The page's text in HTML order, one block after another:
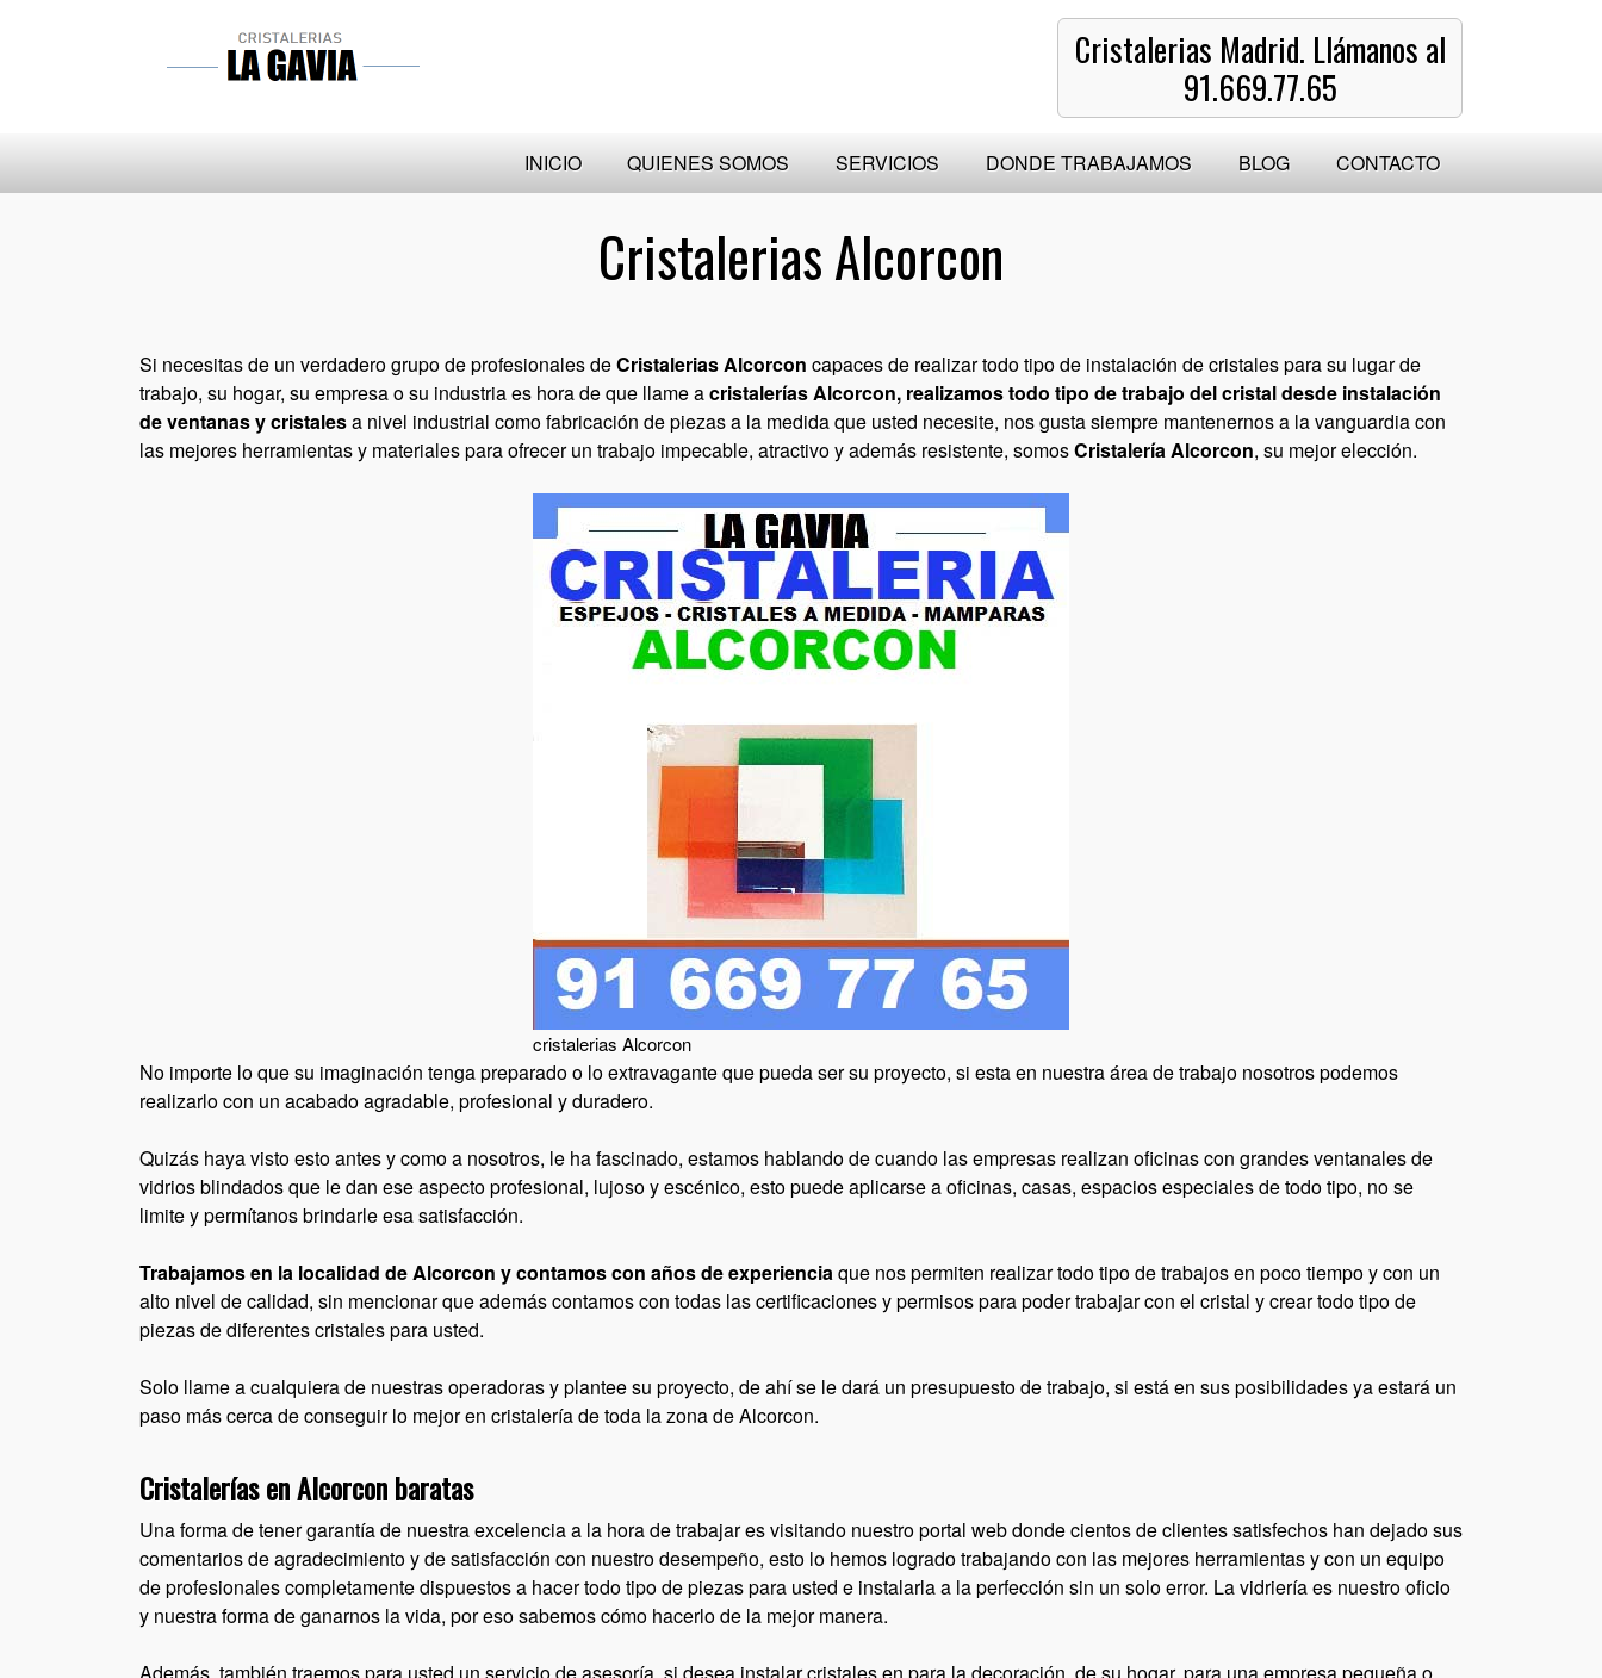
Cristalerias Madrid. Llámanos al
91.669.77.65
INICIO QUIENES SOMOS SERVICIOS DONDE TRABAJAMOS BLOG CONTACTO
Cristalerias Alcorcon
Si necesitas de un verdadero grupo de profesionales deCristalerias Alcorcon capaces de realizar todo tipo de instalación de cristales para su lugar de
trabajo, su hogar, su empresa o su industria es hora de que llame acristalerías Alcorcon, realizamos todo tipo de trabajo del cristal desde instalación
de ventanas y cristalesa nivel industrial como fabricación de piezas a la medida que usted necesite, nos gusta siempre mantenernos a la vanguardia con
las mejores herramientas y materiales para ofrecer un trabajo impecable, atractivo y además resistente, somosCristalería Alcorcon, su mejor elección.
cristalerias Alcorcon
No importe lo que su imaginación tenga preparado o lo extravagante que pueda ser su proyecto, si esta en nuestra área de trabajo nosotros podemos
realizarlo con un acabado agradable, profesional y duradero.
Quizás haya visto esto antes y como a nosotros, le ha fascinado, estamos hablando de cuando las empresas realizan oficinas con grandes ventanales de
vidrios blindados que le dan ese aspecto profesional, lujoso y escénico, esto puede aplicarse a oficinas, casas, espacios especiales de todo tipo, no se
limite y permítanos brindarle esa satisfacción.
Trabajamos en la localidad de Alcorcon y contamos con años de experienciaque nos permiten realizar todo tipo de trabajos en poco tiempo y con un
alto nivel de calidad, sin mencionar que además contamos con todas las certificaciones y permisos para poder trabajar con el cristal y crear todo tipo de
piezas de diferentes cristales para usted.
Solo llame a cualquiera de nuestras operadoras y plantee su proyecto, de ahí se le dará un presupuesto de trabajo, si está en sus posibilidades ya estará un
paso más cerca de conseguir lo mejor en cristalería de toda la zona de Alcorcon.
Cristalerías en Alcorcon baratas
Una forma de tener garantía de nuestra excelencia a la hora de trabajar es visitando nuestro portal web donde cientos de clientes satisfechos han dejado sus
comentarios de agradecimiento y de satisfacción con nuestro desempeño, esto lo hemos logrado trabajando con las mejores herramientas y con un equipo
de profesionales completamente dispuestos a hacer todo tipo de piezas para usted e instalarla a la perfección sin un solo error. La vidriería es nuestro oficio
y nuestra forma de ganarnos la vida, por eso sabemos cómo hacerlo de la mejor manera.